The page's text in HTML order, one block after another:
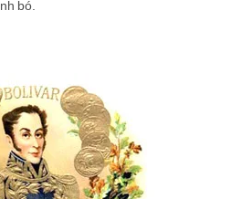
bó.